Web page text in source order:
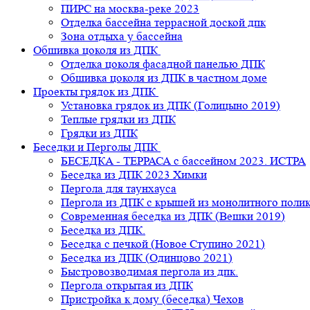
ПИРС на москва-реке 2023
Отделка бассейна террасной доской дпк
Зона отдыха у бассейна
Обшивка цоколя из ДПК
Отделка цоколя фасадной панелью ДПК
Обшивка цоколя из ДПК в частном доме
Проекты грядок из ДПК
Установка грядок из ДПК (Голицыно 2019)
Теплые грядки из ДПК
Грядки из ДПК
Беседки и Перголы ДПК
БЕСЕДКА - ТЕРРАСА с бассейном 2023. ИСТРА
Беседка из ДПК 2023 Химки
Пергола для таунхауса
Пергола из ДПК с крышей из монолитного
Современная беседка из ДПК (Вешки 2019)
Беседка из ДПК.
Беседка с печкой (Новое Ступино 2021)
Беседка из ДПК (Одинцово 2021)
Быстровозводимая пергола из дпк.
Пергола открытая из ДПК
Пристройка к дому (беседка) Чехов